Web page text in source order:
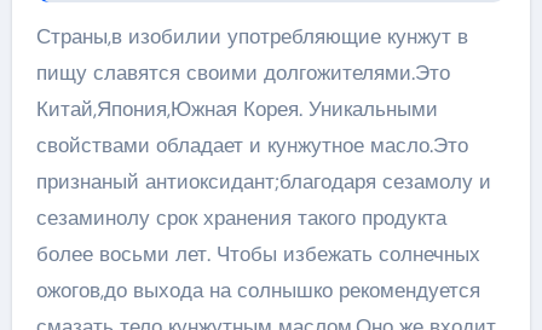
Страны,в изобилии употребляющие кунжут в
пищу славятся своими долгожителями.Это
Китай,Япония,Южная Корея. Уникальными
свойствами обладает и кунжутное масло.Это
признаный антиоксидант;благодаря сезамолу и
сезаминолу срок хранения такого продукта
более восьми лет. Чтобы избежать солнечных
ожогов,до выхода на солнышко рекомендуется